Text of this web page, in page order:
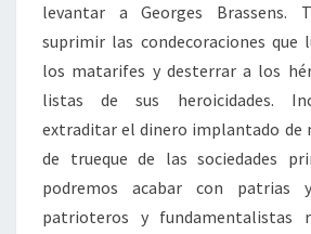
levantar a Georges Brassens.
suprimir las condecoraciones que
los matarifes y desterrar a los
listas de sus heroicidades.
extraditar el dinero implantado de
de trueque de las sociedades
podremos acabar con patrias
patrioteros y fundamentalistas